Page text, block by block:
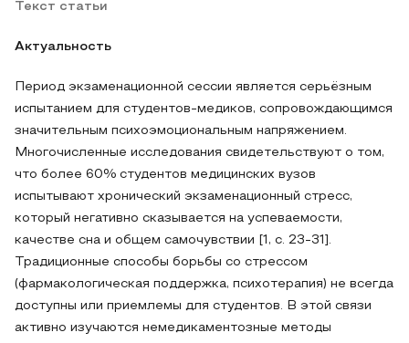
Текст статьи
Актуальность
Период экзаменационной сессии является серьёзным
испытанием для студентов-медиков, сопровождающимся
значительным психоэмоциональным напряжением.
Многочисленные исследования свидетельствуют о том,
что более 60% студентов медицинских вузов
испытывают хронический экзаменационный стресс,
который негативно сказывается на успеваемости,
качестве сна и общем самочувствии [1, с. 23-31].
Традиционные способы борьбы со стрессом
(фармакологическая поддержка, психотерапия) не всегда
доступны или приемлемы для студентов. В этой связи
активно изучаются немедикаментозные методы